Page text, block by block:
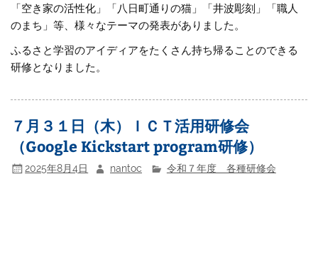
「空き家の活性化」「八日町通りの猫」「井波彫刻」「職人
のまち」等、様々なテーマの発表がありました。
ふるさと学習のアイディアをたくさん持ち帰ることのできる
研修となりました。
７月３１日（木）ＩＣＴ活用研修会
（Google Kickstart program研修）
2025年8月4日 nantoc 令和７年度 各種研修会